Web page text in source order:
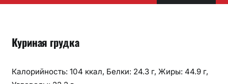
Куриная грудка
Калорийность: 104 ккал, Белки: 24.3 г, Жиры: 44.9 г,